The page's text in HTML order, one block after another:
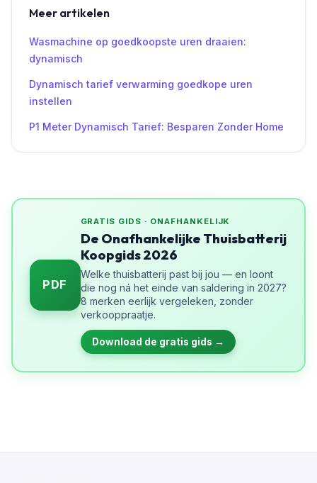
Meer artikelen
Wasmachine op goedkoopste uren draaien:
dynamisch
Dynamisch tarief verwarming goedkope uren
instellen
P1 Meter Dynamisch Tarief: Besparen Zonder Home
PDF
GRATIS GIDS · ONAFHANKELIJK
De Onafhankelijke Thuisbatterij
Koopgids 2026
Welke thuisbatterij past bij jou — en loont
die nog ná het einde van saldering in 2027?
8 merken eerlijk vergeleken, zonder
verkooppraatje.
Download de gratis gids →